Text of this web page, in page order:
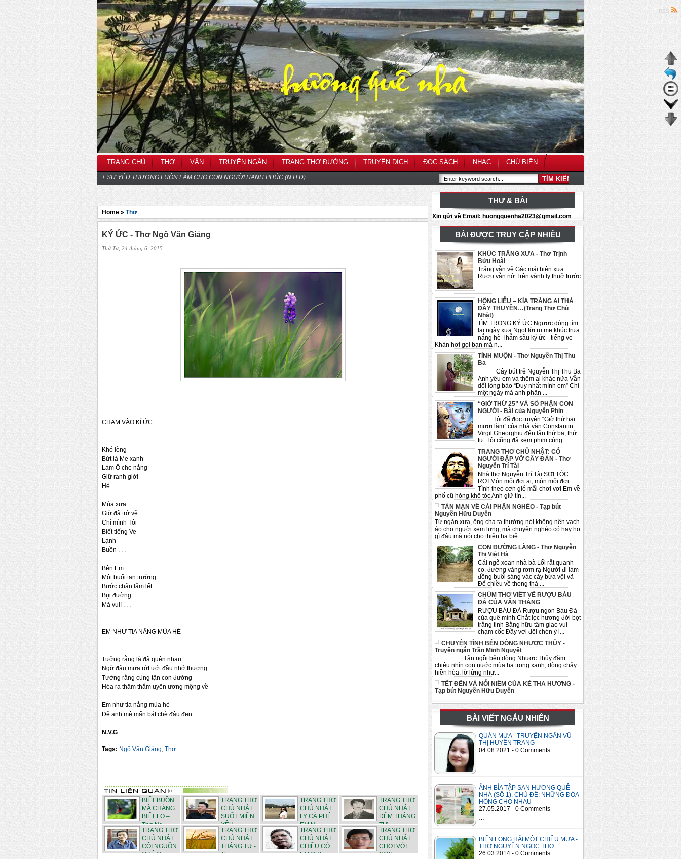
TRANG CHỦ THƠ VĂN TRUYỆN NGẮN TRANG THƠ ĐƯỜNG TRUYỆN DỊCH
/
ĐỌC SÁCH NHẠC CHỦ BIÊN
+ SỰ YÊU THƯƠNG LUÔN LÀM CHO CON NGƯỜI HẠNH PHÚC (N.H.D)
RSS
THƯ & BÀI
Xin gửi về Email: huongquenha2023@gmail.com
BÀI ĐƯỢC TRUY CẬP NHIỀU
KHÚC TRĂNG XƯA - Thơ Trịnh
Bửu Hoài
Trăng vẫn về Gác mái hiên xưa
Rượu vẫn nở Trên vành ly thuở trước
HỒNG LIỄU – KÌA TRĂNG AI THẢ
ĐẦY THUYỀN…(Trang Thơ Chủ
Nhật)
TÌM TRONG KÝ ỨC Ngược dòng tìm
lại ngày xưa Ngọt lời ru mẹ khúc trưa
nắng hè Thẳm sâu ký ức - tiếng ve
Khản hơi gọi bạn mà n...
TÌNH MUỘN - Thơ Nguyễn Thị Thu
Ba
Cây bút trẻ Nguyễn Thị Thu Ba
Anh yêu em và thêm ai khác nữa Vẫn
dối lòng bảo “Duy nhất mình em” Chỉ
một ngày mà anh phân ...
“GIỜ THỨ 25” VÀ SỐ PHẬN CON
NGƯỜI - Bài của Nguyễn Phin
Tôi đã đọc truyện “Giờ thứ hai
mươi lăm” của nhà văn Constantin
Virgil Gheorghiu đến lần thứ ba, thứ
tư. Tôi cũng đã xem phim cùng...
TRANG THƠ CHỦ NHẬT: CÓ
NGƯỜI ĐẬP VỠ CÂY ĐÀN - Thơ
Nguyễn Trí Tài
Nhà thơ Nguyễn Trí Tài SỢI TÓC
RƠI Mòn mỏi đợi ai, mòn mỏi đợi
Tình theo cơn gió mãi chơi vơi Em về
phố cũ hỏng khô tóc Anh giữ tìn...
TẢN MẠN VỀ CÁI PHẬN NGHÈO - Tạp bút
Nguyễn Hữu Duyên
Từ ngàn xưa, ông cha ta thường nói không nên vạch
áo cho người xem lưng, mà chuyện nghèo có hay ho
gì đâu mà nói cho thiên hạ biế...
CON ĐƯỜNG LÀNG - Thơ Nguyễn
Thị Việt Hà
Cái ngõ xoan nhà bà Lối rất quanh
co, đường vàng rơm rạ Người đi làm
đồng buổi sáng vác cày bừa vội vã
Để chiều về thong thả ...
CHÙM THƠ VIẾT VỀ RƯỢU BÀU
ĐÁ CỦA VĂN THẮNG
RƯỢU BÀU ĐÁ Rượu ngon Bàu Đá
của quê mình Chắt lọc hương đời bọt
trắng tinh Bằng hữu tâm giao vui
chạm cốc Đầy vơi đôi chén ý l...
CHUYỆN TÌNH BÊN DÒNG NHƯỢC THỦY -
Truyện ngắn Trần Minh Nguyệt
Tân ngồi bên dòng Nhược Thủy đăm
chiêu nhìn con nước mùa hạ trong xanh, dòng chảy
hiền hòa, lờ lửng như...
TẾT ĐẾN VÀ NỖI NIỀM CỦA KẺ THA HƯƠNG -
Tạp bút Nguyễn Hữu Duyên
BÀI VIẾT NGẪU NHIÊN
QUÁN MƯA - TRUYỆN NGẮN VŨ
THỊ HUYỀN TRANG
04.08.2021 - 0 Comments
ẢNH BÌA TẬP SAN HƯƠNG QUÊ
NHÀ (SỐ 1), CHỦ ĐỀ: NHỮNG ĐÓA
HỒNG CHO NHAU
27.05.2017 - 0 Comments
BIỂN LONG HẢI MỘT CHIỀU MƯA -
THƠ NGUYỄN NGỌC THƠ
26.03.2014 - 0 Comments
Home » Thơ
KÝ ỨC - Thơ Ngô Văn Giảng
Thứ Tư, 24 tháng 6, 2015
CHẠM VÀO KÍ ỨC
Khó lòng
Bứt lá Me xanh
Làm Ô che nắng
Giữ ranh giới
Hè
Mùa xưa
Giờ đã trở về
Chỉ mình Tôi
Biết tiếng Ve
Lạnh
Buồn . . .
Bên Em
Một buổi tan trường
Bước chân lấm lết
Bụi đường
Mà vui! . . .
EM NHƯ TIA NẮNG MÙA HÈ
Tưởng rằng là đã quên nhau
Ngờ đâu mưa rớt ướt đầu nhớ thương
Tưởng rằng cùng tận con đường
Hóa ra thăm thẳm uyên ương mộng về
Em như tia nắng mùa hè
Để anh mê mẩn bát chè đậu đen.
N.V.G
Tags: Ngô Văn Giảng, Thơ
BIẾT BUỒN
MÀ CHẲNG
BIẾT LO –
Thơ Ng...
TRANG THƠ
CHỦ NHẬT:
SUỐT MIỀN
YÊU -...
TRANG THƠ
CHỦ NHẬT:
LY CÀ PHÊ
EM M...
TRANG THƠ
CHỦ NHẬT:
ĐÊM THÁNG
TƯ - ...
TRANG THƠ
CHỦ NHẬT:
CỘI NGUỒN
QUÊ C...
TRANG THƠ
CHỦ NHẬT:
THÁNG TƯ -
Thơ ...
TRANG THƠ
CHỦ NHẬT:
CHIỀU CÓ
EM CHI...
TRANG THƠ
CHỦ NHẬT:
CHƠI VỚI
CON - ...